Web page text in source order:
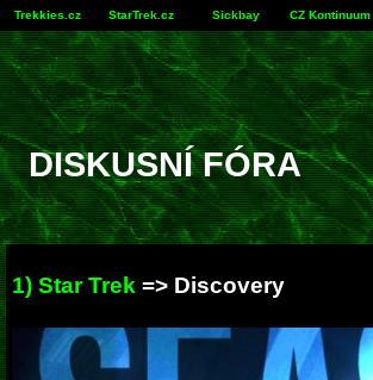
Trekkies.cz StarTrek.cz Sickbay CZ Kontinuum
DISKUSNÍ FÓRA
1) Star Trek => Discovery